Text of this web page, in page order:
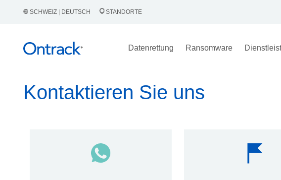
SCHWEIZ | DEUTSCH STANDORTE
Datenrettung Ransomware
Kontaktieren Sie uns